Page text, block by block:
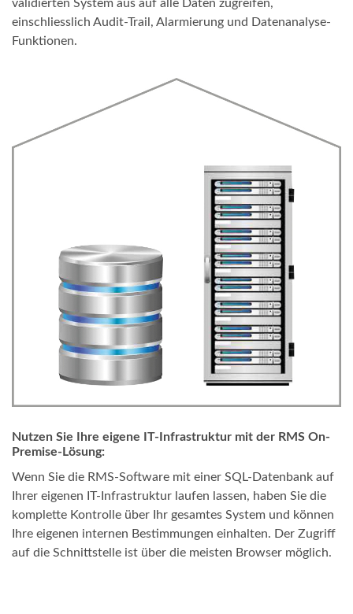
validierten System aus auf alle Daten zugreifen,
einschliesslich Audit-Trail, Alarmierung und Datenanalyse-
Funktionen.
Nutzen Sie Ihre eigene IT-Infrastruktur mit der RMS On-
Premise-Lösung:
Wenn Sie die RMS-Software mit einer SQL-Datenbank auf
Ihrer eigenen IT-Infrastruktur laufen lassen, haben Sie die
komplette Kontrolle über Ihr gesamtes System und können
Ihre eigenen internen Bestimmungen einhalten. Der Zugriff
auf die Schnittstelle ist über die meisten Browser möglich.